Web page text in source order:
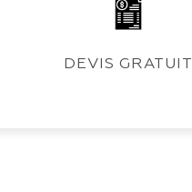
DEVIS GRATUIT